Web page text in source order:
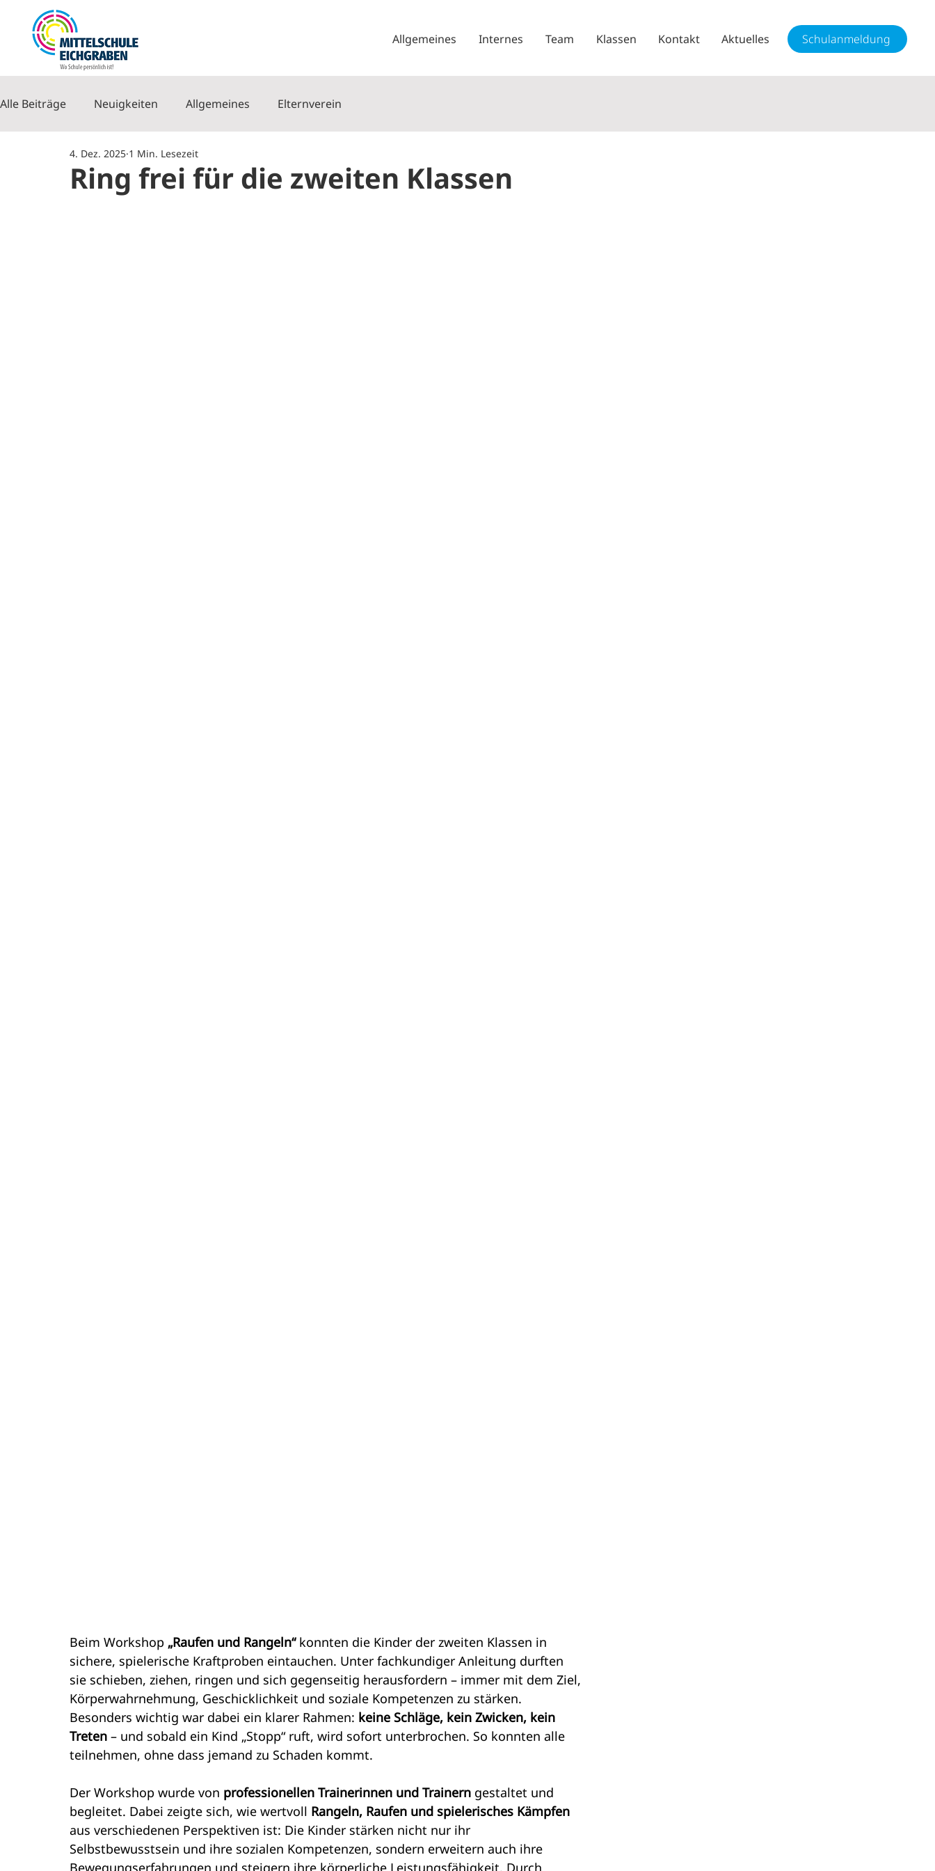
Allgemeines Internes Team Klassen Kontakt Aktuelles Schulanmeldung
Alle Beiträge Neuigkeiten Allgemeines Elternverein
Ring frei für die zweiten Klassen
4. Dez. 2025 1 Min. Lesezeit
Beim Workshop „Raufen und Rangeln“ konnten die Kinder der zweiten Klassen in
sichere, spielerische Kraftproben eintauchen. Unter fachkundiger Anleitung durften
sie schieben, ziehen, ringen und sich gegenseitig herausfordern – immer mit dem Ziel,
Körperwahrnehmung, Geschicklichkeit und soziale Kompetenzen zu stärken.
Besonders wichtig war dabei ein klarer Rahmen: keine Schläge, kein Zwicken, kein
Treten – und sobald ein Kind „Stopp“ ruft, wird sofort unterbrochen. So konnten alle
teilnehmen, ohne dass jemand zu Schaden kommt.
Der Workshop wurde von professionellen Trainerinnen und Trainern gestaltet und
begleitet. Dabei zeigte sich, wie wertvoll Rangeln, Raufen und spielerisches Kämpfen
aus verschiedenen Perspektiven ist: Die Kinder stärken nicht nur ihr
Selbstbewusstsein und ihre sozialen Kompetenzen, sondern erweitern auch ihre
Bewegungserfahrungen und steigern ihre körperliche Leistungsfähigkeit. Durch